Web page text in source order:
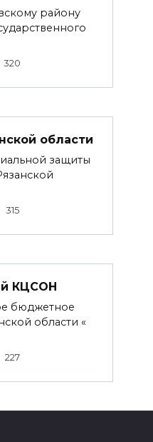
району
320
области
защиты
315
КЦСОН
бюджетное
области «
227